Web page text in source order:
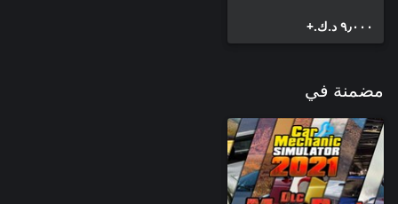
٩٫٠٠٠ د.ك.‏+
مضمنة في